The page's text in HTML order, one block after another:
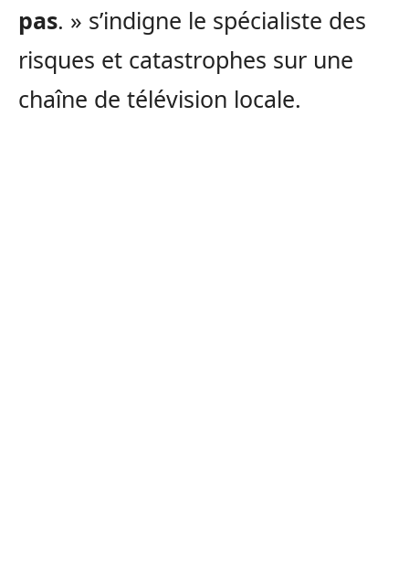
pas. » s’indigne le spécialiste des
risques et catastrophes sur une
chaîne de télévision locale.